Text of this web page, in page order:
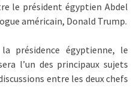
le président égyptien Abdel
américain, Donald Trump.
présidence égyptienne, le
l’un des principaux sujets
entre les deux chefs